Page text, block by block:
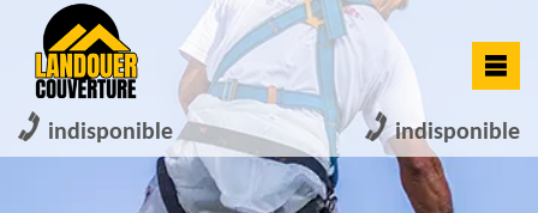
indisponible indisponible